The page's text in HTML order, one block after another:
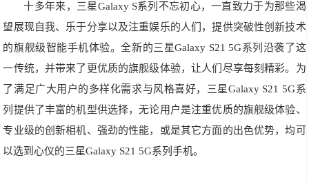
十多年来，三星Galaxy S系列不忘初心，一直致力于为那些渴
望展现自我、乐于分享以及注重娱乐的人们，提供突破性创新技术
的旗舰级智能手机体验。全新的三星Galaxy S21 5G系列沿袭了这
一传统，并带来了更优质的旗舰级体验，让人们尽享每刻精彩。为
了满足广大用户的多样化需求与风格喜好，三星Galaxy S21 5G系
列提供了丰富的机型供选择，无论用户是注重优质的旗舰级体验、
专业级的创新相机、强劲的性能，或是其它方面的出色优势，均可
以选到心仪的三星Galaxy S21 5G系列手机。